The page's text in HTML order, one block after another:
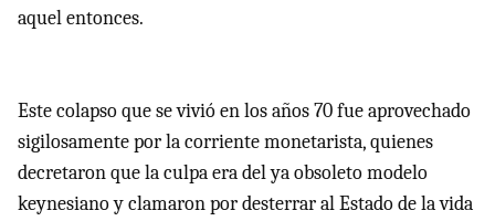
aquel entonces.
Este colapso que se vivió en los años 70 fue aprovechado
sigilosamente por la corriente monetarista, quienes
decretaron que la culpa era del ya obsoleto modelo
keynesiano y clamaron por desterrar al Estado de la vida